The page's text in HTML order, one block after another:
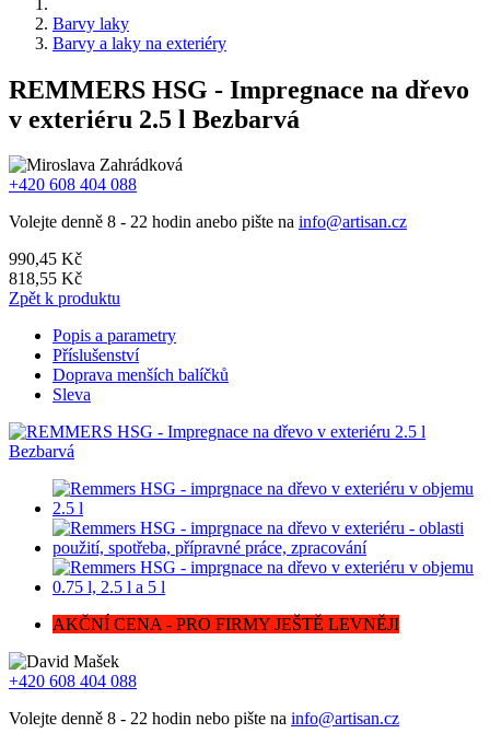
Barvy laky
Barvy a laky na exteriéry
REMMERS HSG - Impregnace na dřevo
v exteriéru 2.5 l Bezbarvá
+420 608 404 088
Volejte denně 8 - 22 hodin anebo pište na info@artisan.cz
990,45 Kč
818,55 Kč
Zpět k produktu
Popis a parametry
Příslušenství
Doprava menších balíčků
Sleva
AKČNÍ CENA - PRO FIRMY JEŠTĚ LEVNĚJI
+420 608 404 088
Volejte denně 8 - 22 hodin nebo pište na info@artisan.cz